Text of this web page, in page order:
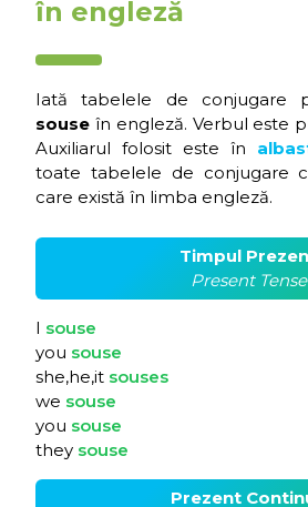
în engleză
Iată tabelele de conjugare
souse în engleză. Verbul este
Auxiliarul folosit este în
toate tabelele de conjugare
care există în limba engleză.
Timpul
Present Tense
I souse
you souse
she,he,it souses
we souse
you souse
they souse
Prezent